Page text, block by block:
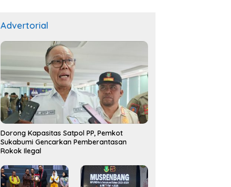
Advertorial
Dorong Kapasitas Satpol PP, Pemkot
Sukabumi Gencarkan Pemberantasan
Rokok Ilegal